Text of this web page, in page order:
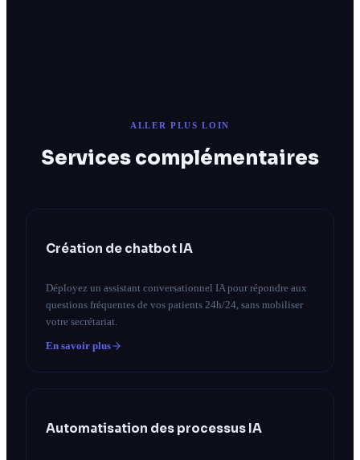
ALLER PLUS LOIN
Services complémentaires
Création de chatbot IA
Déployez un assistant conversationnel IA pour répondre aux
questions fréquentes de vos patients 24h/24, sans mobiliser
votre secrétariat.
En savoir plus
Automatisation des processus IA